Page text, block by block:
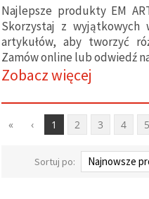
cookie i
podobnych
technologii,
aby
zapewnić
prawidłowe
działanie
korzystania
Najlepsze produkty EM
Skorzystaj z wyjątkowych
artykułów, aby tworzyć
Zamów online lub odwiedź
Zobacz więcej
« ‹ 1 2 3 4 5
Sortuj po: